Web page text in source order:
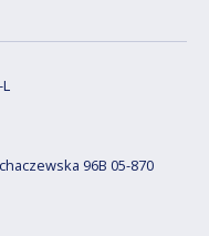
96B 05-870